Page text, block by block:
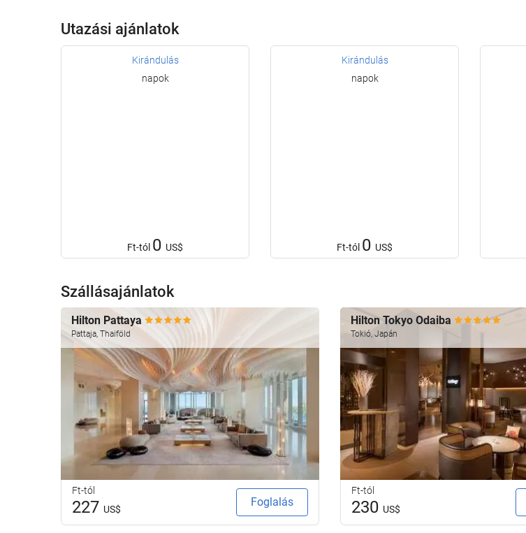
Utazási ajánlatok
Kirándulás
napok
Ft-tól 0 US$
Kirándulás
napok
Ft-tól 0 US$
Szállásajánlatok
Hilton Pattaya
Pattaja, Thaiföld
Ft-tól
227 US$
Foglalás
Hilton Tokyo Odaiba
Tokió, Japán
Ft-tól
230 US$